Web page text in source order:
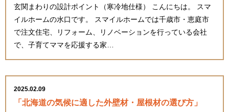
玄関まわりの設計ポイント（寒冷地仕様） こんにちは。 スマ
イルホームの水口です。 スマイルホームでは千歳市・恵庭市
で注文住宅、リフォーム、リノベーションを行っている会社
で、子育てママを応援する家…
2025.02.09
「北海道の気候に適した外壁材・屋根材の選び方」